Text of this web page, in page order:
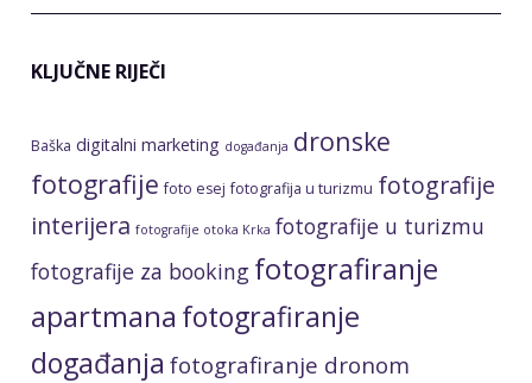
KLJUČNE RIJEČI
Baška digitalni marketing događanja dronske
fotografije foto esej fotografija u turizmu fotografije
interijera fotografije otoka Krka fotografije u turizmu
fotografije za booking fotografiranje
apartmana fotografiranje
događanja fotografiranje dronom